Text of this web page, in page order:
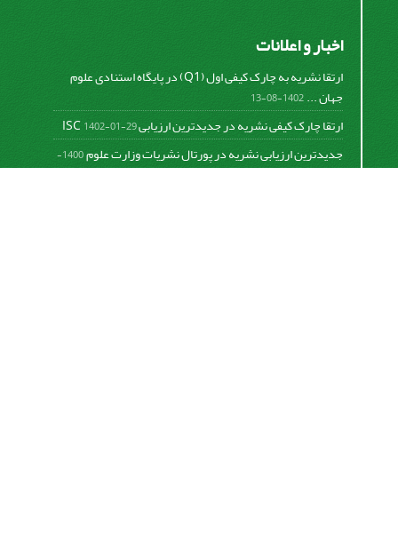
اخبار و اعلانات
ارتقا نشریه به چارک کیفی اول (Q1) در پایگاه استنادی علوم
جهان ...1402-08-13
ارتقا چارک کیفی نشریه در جدیدترین ارزیابی ISC1402-01-29
جدیدترین ارزیابی نشریه در پورتال نشریات وزارت علوم
1400-